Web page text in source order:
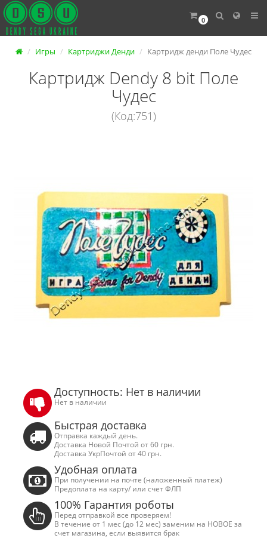
0
Игры Картриджи Денди Картридж денди Поле Чудес
Картридж Dendy 8 bit Поле
Чудес
(Код:751)
Доступность: Нет в наличии
Нет в наличии
Быстрая доставка
Отправка каждый день.
Доставка Новой Почтой от 60 грн.
Доставка УкрПочтой от 40 грн.
Удобная оплата
При получении на почте (наложенный платеж)
Предоплата на карту/ или счет ФЛП
100% Гарантия роботы
Перед отправкой все проверяем!
В течение от 1 мес (до 12 мес) заменим на НОВОЕ за
счет магазина, если выявится брак